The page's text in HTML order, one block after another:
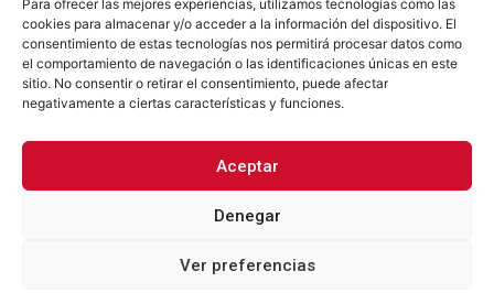
Para ofrecer las mejores experiencias, utilizamos tecnologías como las
cookies para almacenar y/o acceder a la información del dispositivo. El
consentimiento de estas tecnologías nos permitirá procesar datos como
el comportamiento de navegación o las identificaciones únicas en este
sitio. No consentir o retirar el consentimiento, puede afectar
negativamente a ciertas características y funciones.
Aceptar
Denegar
Ver preferencias
Blog
Habla con nosotros
Torrent Closures · Todos los derechos reservados ·